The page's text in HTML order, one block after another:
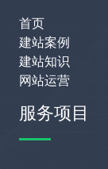
首页
建站案例
建站知识
网站运营
服务项目